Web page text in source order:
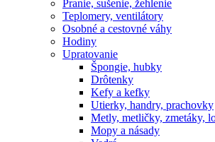
Pranie, sušenie, žehlenie
Teplomery, ventilátory
Osobné a cestovné váhy
Hodiny
Upratovanie
Špongie, hubky
Drôtenky
Kefy a kefky
Utierky, handry, prachovky
Metly, metličky, zmetáky,
Mopy a násady